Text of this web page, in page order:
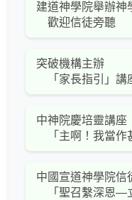
建道神學院舉辦神
歡迎信徒旁聽
突破機構主辦
「家長指引」講
中神院慶培靈講座
「主啊！我當作
中國宣道神學院信
「聖召繫深恩—